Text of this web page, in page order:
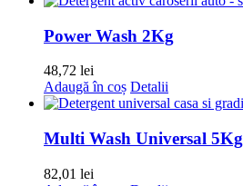
Power Wash 2Kg
48,72 lei
Adaugă în coș Detalii
Multi Wash Universal 5Kg
82,01 lei